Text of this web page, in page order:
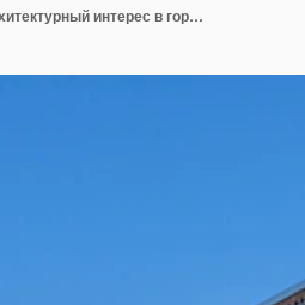
Фасады зданий, представляющие большой архитектурный интерес в городе Барселона, Испания